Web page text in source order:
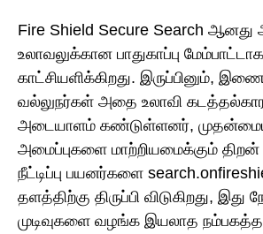
Fire Shield Secure Search
உலாவலுக்கான பாதுகாப்பு
காட்சியளிக்கிறது. இருப்பினும்,
வல்லுநர்கள் அதை உலாவி
அடையாளம் கண்டுள்ளனர்,
அமைப்புகளை மாற்றியமைக்கும்
நீட்டிப்பு பயனர்களை
தளத்திற்கு திருப்பி விடுகிறது, இது
முடிவுகளை வழங்க இயலாத